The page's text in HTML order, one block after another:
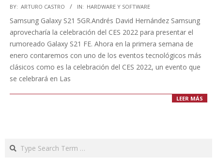
2021-
11-
BY: ARTURO CASTRO IN: HARDWARE Y SOFTWARE
Samsung Galaxy S21 5GR.Andrés David Hernández Samsung
aprovecharía la celebración del CES 2022 para presentar el
rumoreado Galaxy S21 FE. Ahora en la primera semana de
enero contaremos con uno de los eventos tecnológicos más
clásicos como es la celebración del CES 2022, un evento que
se celebrará en Las
LEER MÁS
Search